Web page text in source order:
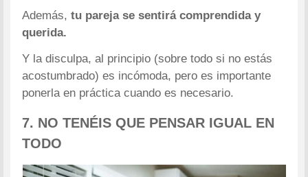
Además, tu pareja se sentirá comprendida y
querida.
Y la disculpa, al principio (sobre todo si no estás
acostumbrado) es incómoda, pero es importante
ponerla en práctica cuando es necesario.
7. NO TENÉIS QUE PENSAR IGUAL EN
TODO